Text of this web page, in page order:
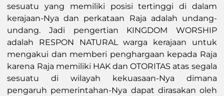
sesuatu yang memiliki posisi tertinggi di dalam
kerajaan-Nya dan perkataan Raja adalah undang-
undang. Jadi pengertian KINGDOM WORSHIP
adalah RESPON NATURAL warga kerajaan untuk
mengakui dan memberi penghargaan kepada Raja
karena Raja memiliki HAK dan OTORITAS atas segala
sesuatu di wilayah kekuasaan-Nya dimana
pengaruh pemerintahan-Nya dapat dirasakan oleh